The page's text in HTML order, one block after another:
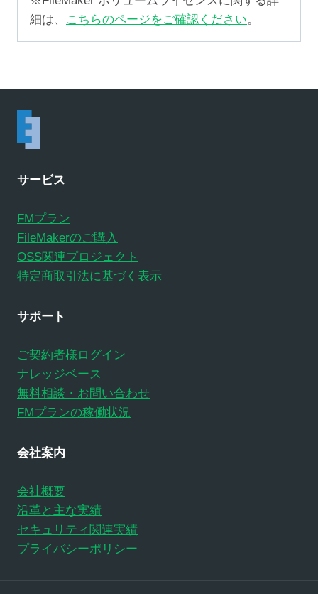
細は、
こちらのページをご確認ください。
サービス
FMプラン
FileMakerのご購入
OSS関連プロジェクト
特定商取引法に基づく表示
サポート
ご契約者様ログイン
ナレッジベース
無料相談・お問い合わせ
FMプランの稼働状況
会社案内
会社概要
沿革と主な実績
セキュリティ関連実績
プライバシーポリシー